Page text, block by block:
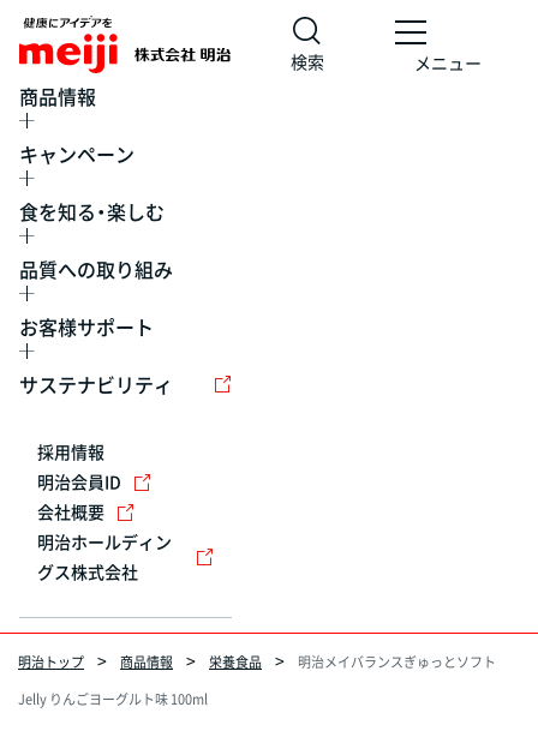
検索 メニュー
商品情報
キャンペーン
食を知る・楽しむ
品質への取り組み
お客様サポート
サステナビリティ
採用情報
明治会員ID
会社概要
明治ホールディン
グス株式会社
明治トップ 商品情報 栄養食品
明治メイバランスぎゅっとソフト
Jelly りんごヨーグルト味 100ml